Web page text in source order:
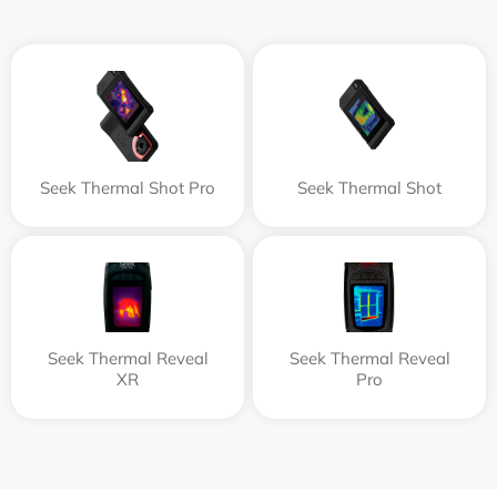
Seek Thermal Shot Pro Seek Thermal Shot
Seek Thermal Reveal
XR
Seek Thermal Reveal
Pro